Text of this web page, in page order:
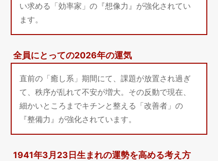
い求める「効率家」の『想像力』が強化されてい
ます。
全員にとっての2026年の運気
直前の「癒し系」期間にて、課題が放置され過ぎ
て、秩序が乱れて不安が増大。その反動で現在、
細かいところまでキチンと整える「改善者」の
『整備力』が強化されています。
1941年3月23日生まれの運勢を高める考え方